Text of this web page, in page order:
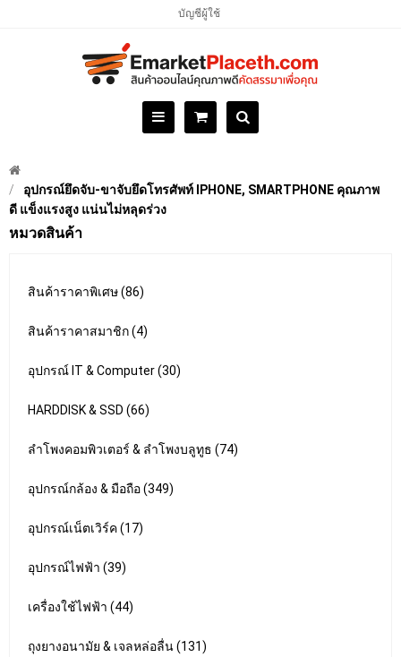
บัญชีผู้ใช้
อุปกรณ์ยึดจับ-ขาจับยึดโทรศัพท์ IPHONE, SMARTPHONE คุณภาพ
ดี แข็งแรงสูง แน่นไม่หลุดร่วง
หมวดสินค้า
สินค้าราคาพิเศษ (86)
สินค้าราคาสมาชิก (4)
อุปกรณ์ IT & Computer (30)
HARDDISK & SSD (66)
ลำโพงคอมพิวเตอร์ & ลำโพงบลูทูธ (74)
อุปกรณ์กล้อง & มือถือ (349)
อุปกรณ์เน็ตเวิร์ค (17)
อุปกรณ์ไฟฟ้า (39)
เครื่องใช้ไฟฟ้า (44)
ถุงยางอนามัย & เจลหล่อลื่น (131)